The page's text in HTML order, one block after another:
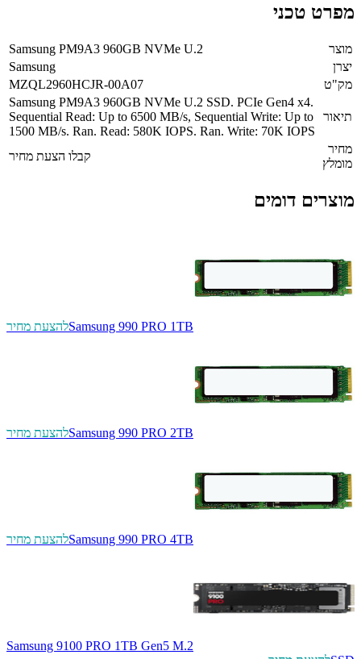
מפרט טכני
מוצר
Samsung PM9A3 960GB NVMe U.2
יצרן
Samsung
מק"ט
MZQL2960HCJR-00A07
תיאור
Samsung PM9A3 960GB NVMe U.2 SSD. PCIe Gen4 x4.
Sequential Read: Up to 6500 MB/s, Sequential Write: Up to
1500 MB/s. Ran. Read: 580K IOPS. Ran. Write: 70K IOPS
מחיר
מומלץ
קבלו הצעת מחיר
מוצרים דומים
Samsung 990 PRO 1TBלהצעת מחיר
Samsung 990 PRO 2TBלהצעת מחיר
Samsung 990 PRO 4TBלהצעת מחיר
Samsung 9100 PRO 1TB Gen5 M.2